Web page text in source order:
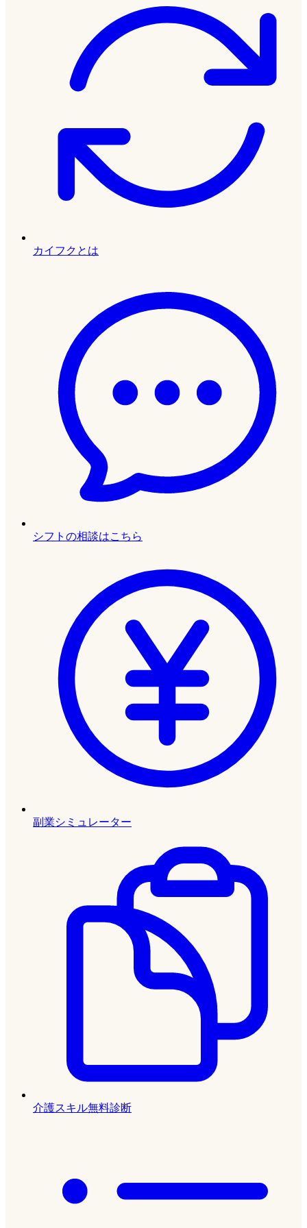
カイフクとは
シフトの相談はこちら
副業シミュレーター
介護スキル無料診断